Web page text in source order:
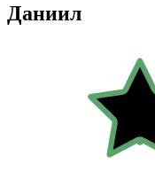
Даниил